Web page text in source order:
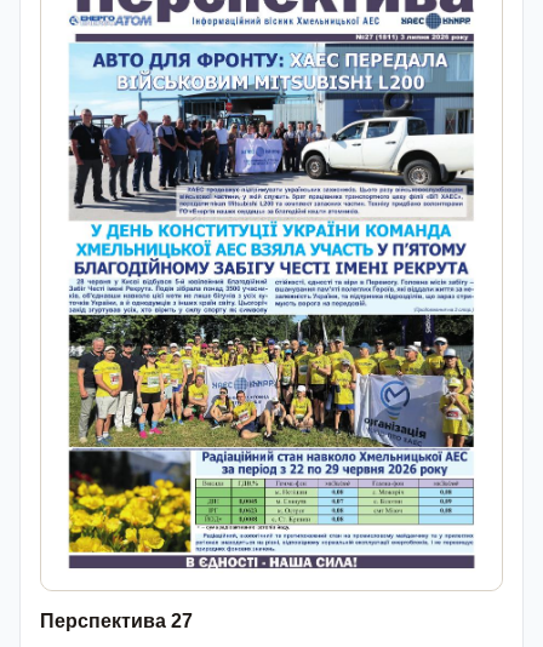
Перспектива 27